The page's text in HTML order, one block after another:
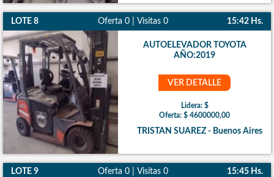
LOTE 8 Oferta 0 | Visitas 0 15:42 Hs.
AUTOELEVADOR TOYOTA
AÑO:2019
VER DETALLE
Lidera: $
Oferta: $ 4600000,00
TRISTAN SUAREZ - Buenos Aires
LOTE 9 Oferta 0 | Visitas 0 15:45 Hs.